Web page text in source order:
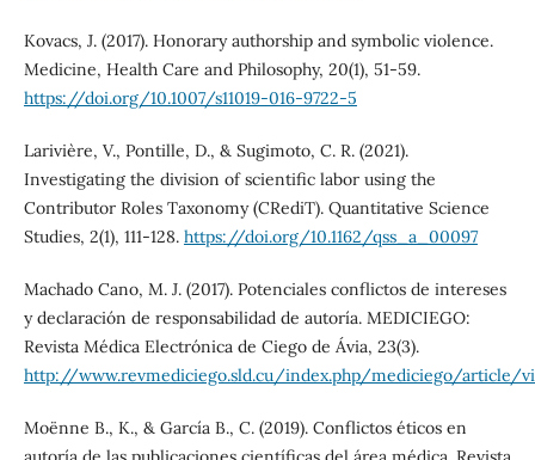
Kovacs, J. (2017). Honorary authorship and symbolic violence.
Medicine, Health Care and Philosophy, 20(1), 51-59.
https://doi.org/10.1007/s11019-016-9722-5
Larivière, V., Pontille, D., & Sugimoto, C. R. (2021).
Investigating the division of scientific labor using the
Contributor Roles Taxonomy (CRediT). Quantitative Science
Studies, 2(1), 111-128. https://doi.org/10.1162/qss_a_00097
Machado Cano, M. J. (2017). Potenciales conflictos de intereses
y declaración de responsabilidad de autoría. MEDICIEGO:
Revista Médica Electrónica de Ciego de Ávia, 23(3).
http://www.revmediciego.sld.cu/index.php/mediciego/article/
Moënne B., K., & García B., C. (2019). Conflictos éticos en